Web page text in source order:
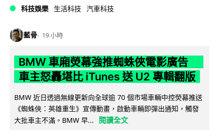
科技娛樂 生活科技 汽車科技
藍骨 19 小時
BMW 車廂熒幕強推蜘蛛俠電影廣告
車主怒轟堪比 iTunes 送 U2 專輯翻版
BMW 近日透過無線更新向全球逾 70 個市場車輛中控熒幕推送
《蜘蛛俠：英雄重生》宣傳動畫，啟動車輛即彈出通知，觸發
大批車主不滿。BMW 早...
閱讀全文